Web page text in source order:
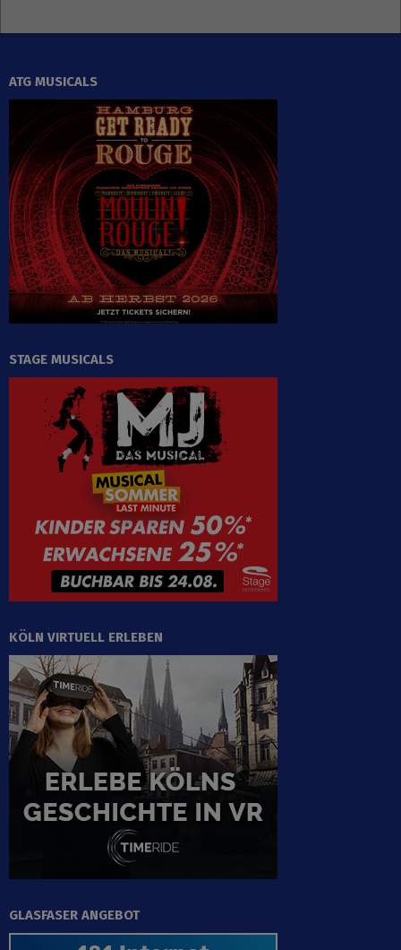
ATG MUSICALS
STAGE MUSICALS
KÖLN VIRTUELL ERLEBEN
GLASFASER ANGEBOT